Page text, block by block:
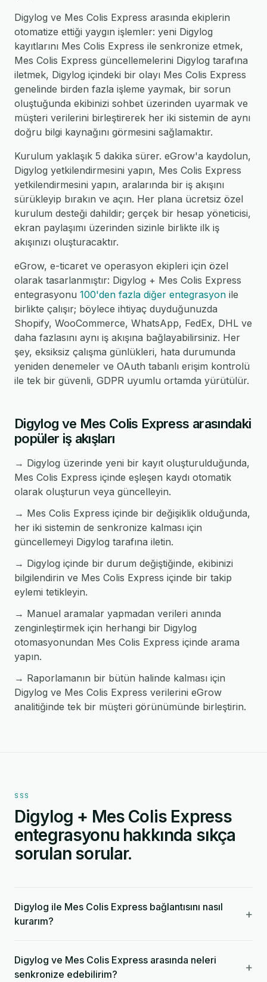
Digylog ve Mes Colis Express arasında ekiplerin
otomatize ettiği yaygın işlemler: yeni Digylog
kayıtlarını Mes Colis Express ile senkronize etmek,
Mes Colis Express güncellemelerini Digylog tarafına
iletmek, Digylog içindeki bir olayı Mes Colis Express
genelinde birden fazla işleme yaymak, bir sorun
oluştuğunda ekibinizi sohbet üzerinden uyarmak ve
müşteri verilerini birleştirerek her iki sistemin de aynı
doğru bilgi kaynağını görmesini sağlamaktır.
Kurulum yaklaşık 5 dakika sürer. eGrow'a kaydolun,
Digylog yetkilendirmesini yapın, Mes Colis Express
yetkilendirmesini yapın, aralarında bir iş akışını
sürükleyip bırakın ve açın. Her plana ücretsiz özel
kurulum desteği dahildir; gerçek bir hesap yöneticisi,
ekran paylaşımı üzerinden sizinle birlikte ilk iş
akışınızı oluşturacaktır.
eGrow, e-ticaret ve operasyon ekipleri için özel
olarak tasarlanmıştır: Digylog + Mes Colis Express
entegrasyonu 100'den fazla diğer entegrasyon ile
birlikte çalışır; böylece ihtiyaç duyduğunuzda
Shopify, WooCommerce, WhatsApp, FedEx, DHL ve
daha fazlasını aynı iş akışına bağlayabilirsiniz. Her
şey, eksiksiz çalışma günlükleri, hata durumunda
yeniden denemeler ve OAuth tabanlı erişim kontrolü
ile tek bir güvenli, GDPR uyumlu ortamda yürütülür.
Digylog ve Mes Colis Express arasındaki
popüler iş akışları
→ Digylog üzerinde yeni bir kayıt oluşturulduğunda,
Mes Colis Express içinde eşleşen kaydı otomatik
olarak oluşturun veya güncelleyin.
→ Mes Colis Express içinde bir değişiklik olduğunda,
her iki sistemin de senkronize kalması için
güncellemeyi Digylog tarafına iletin.
→ Digylog içinde bir durum değiştiğinde, ekibinizi
bilgilendirin ve Mes Colis Express içinde bir takip
eylemi tetikleyin.
→ Manuel aramalar yapmadan verileri anında
zenginleştirmek için herhangi bir Digylog
otomasyonundan Mes Colis Express içinde arama
yapın.
→ Raporlamanın bir bütün halinde kalması için
Digylog ve Mes Colis Express verilerini eGrow
analitiğinde tek bir müşteri görünümünde birleştirin.
SSS
Digylog + Mes Colis Express
entegrasyonu hakkında sıkça
sorulan sorular.
Digylog ile Mes Colis Express bağlantısını nasıl
kurarım?
+
Digylog ve Mes Colis Express arasında neleri
senkronize edebilirim?
+